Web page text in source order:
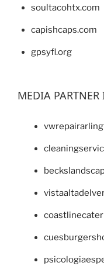
soultacohtx.com
capishcaps.com
gpsyfl.org
MEDIA PARTNER